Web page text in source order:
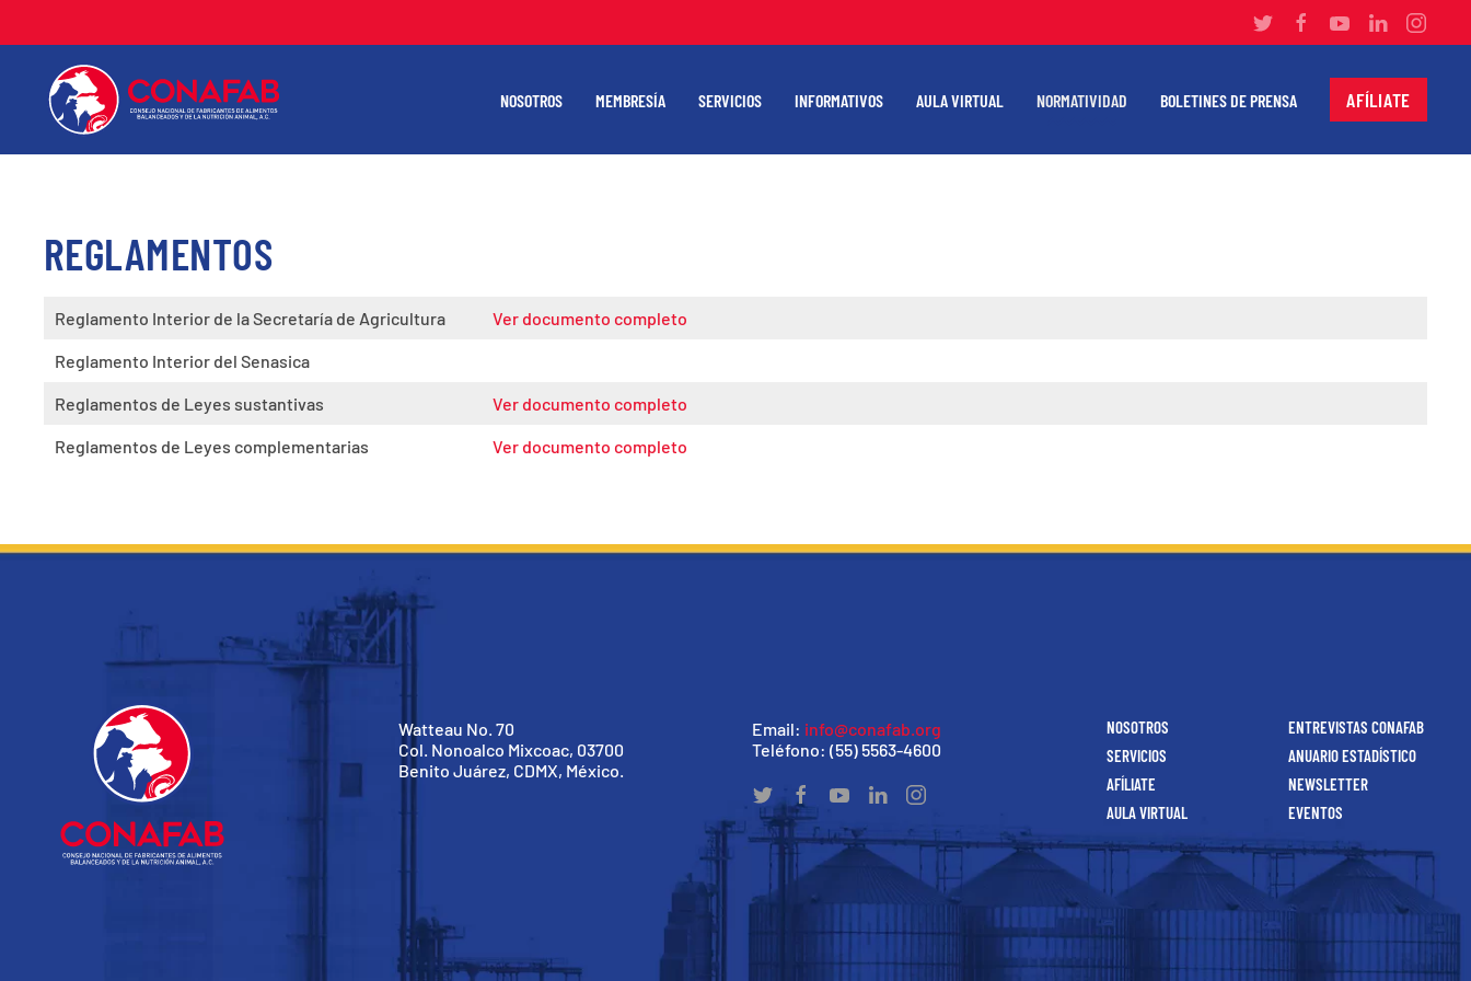
NOSOTROS MEMBRESÍA SERVICIOS INFORMATIVOS AULA VIRTUAL NORMATIVIDAD BOLETINES DE PRENSA AFÍLIATE
REGLAMENTOS
Reglamento Interior de la Secretaría de Agricultura Ver documento completo
Reglamento Interior del Senasica
Reglamentos de Leyes sustantivas Ver documento completo
Reglamentos de Leyes complementarias Ver documento completo
Watteau No. 70
Col. Nonoalco Mixcoac, 03700
Benito Juárez, CDMX, México.
Email: info@conafab.org
Teléfono: (55) 5563-4600
NOSOTROS
SERVICIOS
AFÍLIATE
AULA VIRTUAL
ENTREVISTAS CONAFAB
ANUARIO ESTADÍSTICO
NEWSLETTER
EVENTOS